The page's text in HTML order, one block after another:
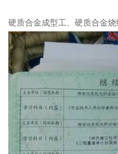
硬质合金成型工、硬质合金